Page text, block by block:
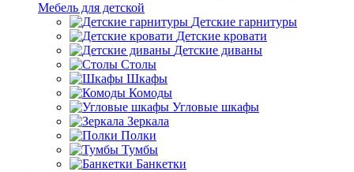
Мебель для детской
Детские гарнитуры
Детские кровати
Детские диваны
Столы
Шкафы
Комоды
Угловые шкафы
Зеркала
Полки
Тумбы
Банкетки